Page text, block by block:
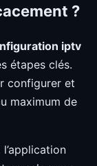
?
iptv
étapes clés.
configurer et
maximum de